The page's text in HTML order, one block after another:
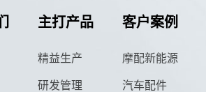
主打产品
精益生产
研发管理
客户案例
摩配新能源
汽车配件